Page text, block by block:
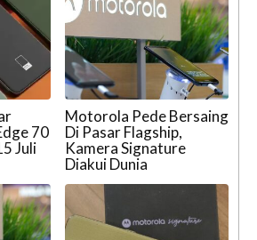
70
Juli
Motorola Pede Bersaing
Di Pasar Flagship,
Kamera Signature
Diakui Dunia